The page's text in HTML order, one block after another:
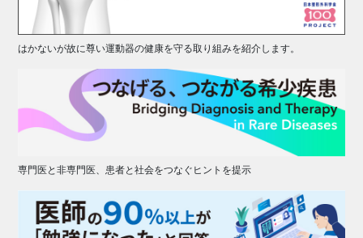
はかないが故に尊い運動器の健康を守る取り組みを紹介します。
専門医と非専門医、患者と社会をつなぐヒントを提示